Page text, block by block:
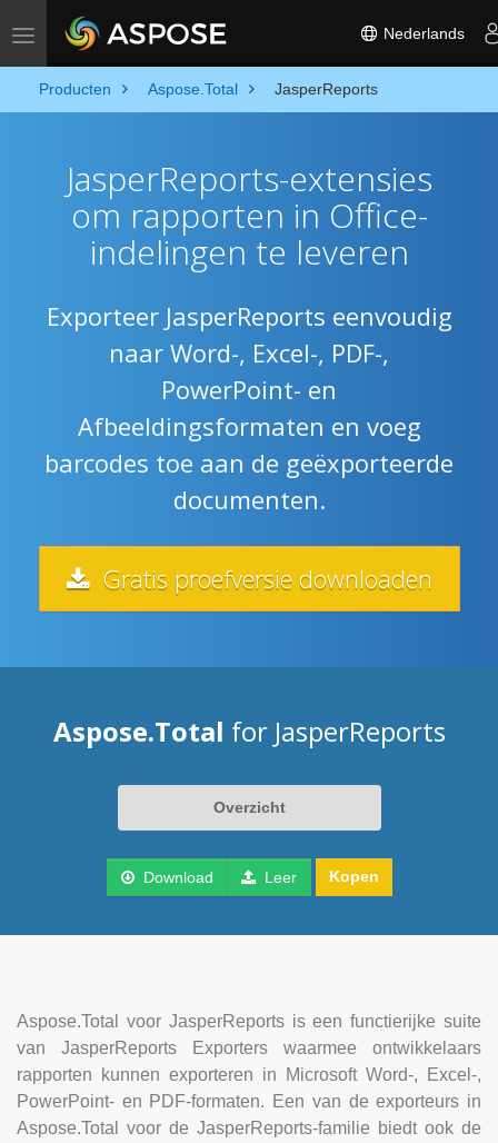
Toggle navigation Nederlands
Producten Aspose.Total JasperReports
JasperReports-extensies
om rapporten in Office-
indelingen te leveren
Exporteer JasperReports eenvoudig
naar Word-, Excel-, PDF-,
PowerPoint- en
Afbeeldingsformaten en voeg
barcodes toe aan de geëxporteerde
documenten.
Gratis proefversie downloaden
Aspose.Total for JasperReports
Overzicht
Download Leer Kopen
Aspose.Total voor JasperReports is een functierijke suite
van JasperReports Exporters waarmee ontwikkelaars
rapporten kunnen exporteren in Microsoft Word-, Excel-,
PowerPoint- en PDF-formaten. Een van de exporteurs in
Aspose.Total voor de JasperReports-familie biedt ook de